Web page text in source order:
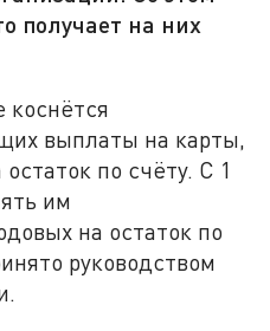
получает на них
коснётся
выплаты на карты,
по счёту. С 1
им
на остаток по
руководством